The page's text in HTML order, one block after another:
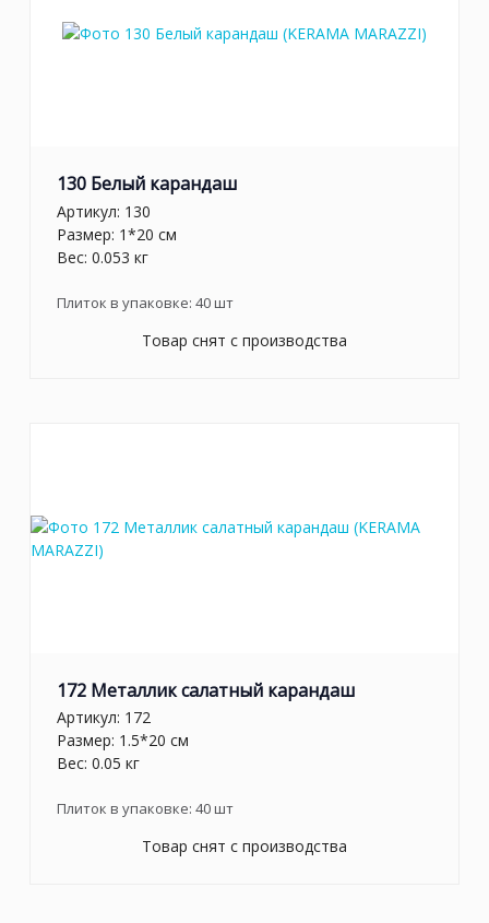
130 Белый карандаш
Артикул: 130
Размер: 1*20 см
Вес: 0.053 кг
Плиток в упаковке: 40шт
Товар снят с производства
172 Металлик салатный карандаш
Артикул: 172
Размер: 1.5*20 см
Вес: 0.05 кг
Плиток в упаковке: 40шт
Товар снят с производства